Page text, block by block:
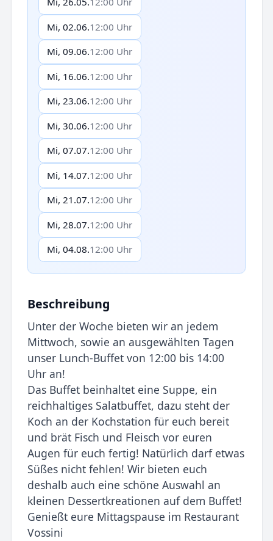
Mi, 02.06.12:00 Uhr
Mi, 09.06.12:00 Uhr
Mi, 16.06.12:00 Uhr
Mi, 23.06.12:00 Uhr
Mi, 30.06.12:00 Uhr
Mi, 07.07.12:00 Uhr
Mi, 14.07.12:00 Uhr
Mi, 21.07.12:00 Uhr
Mi, 28.07.12:00 Uhr
Mi, 04.08.12:00 Uhr
Beschreibung
Unter der Woche bieten wir an jedem
Mittwoch, sowie an ausgewählten Tagen
unser Lunch-Buffet von 12:00 bis 14:00
Uhr an!
Das Buffet beinhaltet eine Suppe, ein
reichhaltiges Salatbuffet, dazu steht der
Koch an der Kochstation für euch bereit
und brät Fisch und Fleisch vor euren
Augen für euch fertig! Natürlich darf etwas
Süßes nicht fehlen! Wir bieten euch
deshalb auch eine schöne Auswahl an
kleinen Dessertkreationen auf dem Buffet!
Genießt eure Mittagspause im Restaurant
Vossini